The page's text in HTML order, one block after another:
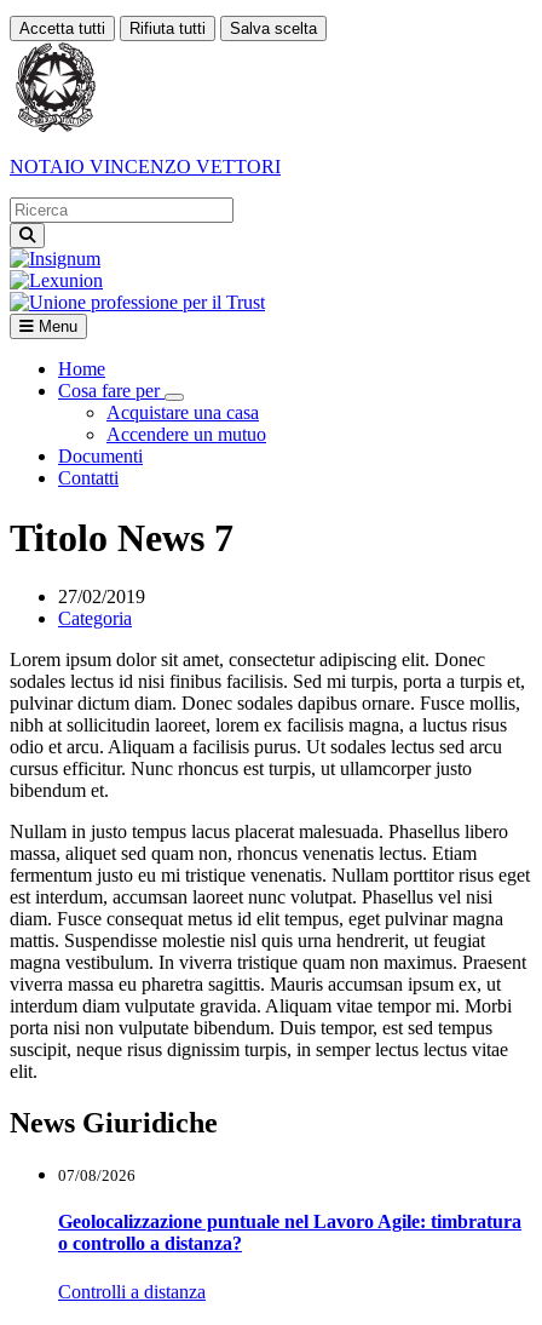
Accetta tutti Rifiuta tutti Salva scelta
Loading...
NOTAIO VINCENZO VETTORI
Menu
Home
Cosa fare per
Visualizza menù di secondo livello
Acquistare una casa
Accendere un mutuo
Documenti
Contatti
Titolo News 7
27/02/2019
Categoria
Lorem ipsum dolor sit amet, consectetur adipiscing elit. Donec
sodales lectus id nisi finibus facilisis. Sed mi turpis, porta a turpis et,
pulvinar dictum diam. Donec sodales dapibus ornare. Fusce mollis,
nibh at sollicitudin laoreet, lorem ex facilisis magna, a luctus risus
odio et arcu. Aliquam a facilisis purus. Ut sodales lectus sed arcu
cursus efficitur. Nunc rhoncus est turpis, ut ullamcorper justo
bibendum et.
Nullam in justo tempus lacus placerat malesuada. Phasellus libero
massa, aliquet sed quam non, rhoncus venenatis lectus. Etiam
fermentum justo eu mi tristique venenatis. Nullam porttitor risus eget
est interdum, accumsan laoreet nunc volutpat. Phasellus vel nisi
diam. Fusce consequat metus id elit tempus, eget pulvinar magna
mattis. Suspendisse molestie nisl quis urna hendrerit, ut feugiat
magna vestibulum. In viverra tristique quam non maximus. Praesent
viverra massa eu pharetra sagittis. Mauris accumsan ipsum ex, ut
interdum diam vulputate gravida. Aliquam vitae tempor mi. Morbi
porta nisi non vulputate bibendum. Duis tempor, est sed tempus
suscipit, neque risus dignissim turpis, in semper lectus lectus vitae
elit.
News Giuridiche
07/08/2026
Geolocalizzazione puntuale nel Lavoro Agile: timbratura
o controllo a distanza?
Controlli a distanza